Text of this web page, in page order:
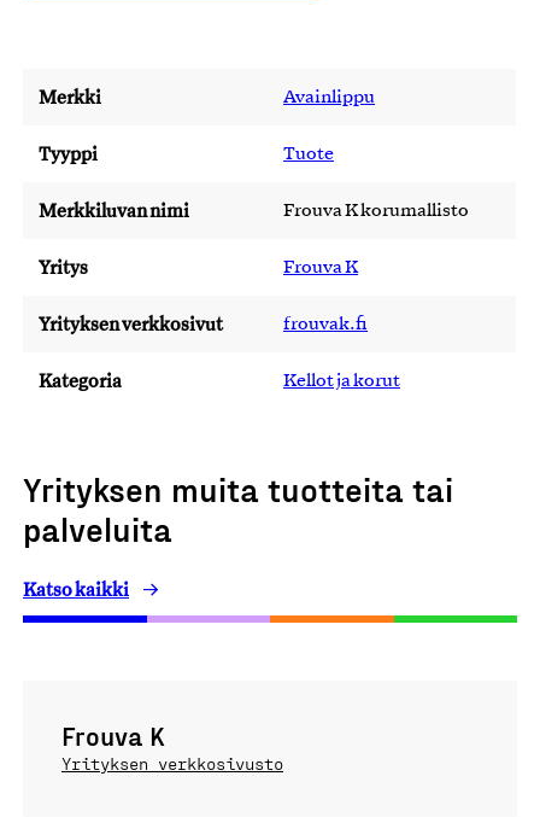
Merkki Avainlippu
Tyyppi Tuote
Merkkiluvan nimi Frouva K korumallisto
Yritys Frouva K
Yrityksen verkkosivut frouvak.fi
Kategoria Kellot ja korut
Yrityksen muita tuotteita tai
palveluita
Katso kaikki
Frouva K
Yrityksen verkkosivusto